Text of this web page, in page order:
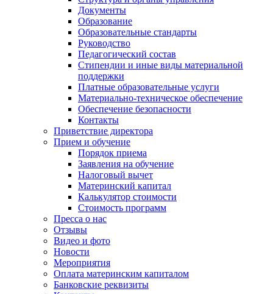
Документы
Образование
Образовательные стандарты
Руководство
Педагогический состав
Стипендии и иные виды материальной
поддержки
Платные образовательные услуги
Материально-техническое обеспечение
Обеспечение безопасности
Контакты
Приветствие директора
Прием и обучение
Порядок приема
Заявления на обучение
Налоговый вычет
Материнский капитал
Калькулятор стоимости
Стоимость программ
Пресса о нас
Отзывы
Видео и фото
Новости
Мероприятия
Оплата материнским капиталом
Банковские реквизиты